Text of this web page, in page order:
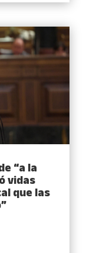
“a la
vidas
que las